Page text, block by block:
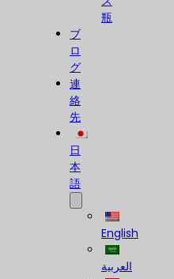
瓶
ブ
ロ
グ
連
絡
先
日
本
語
English
العربية